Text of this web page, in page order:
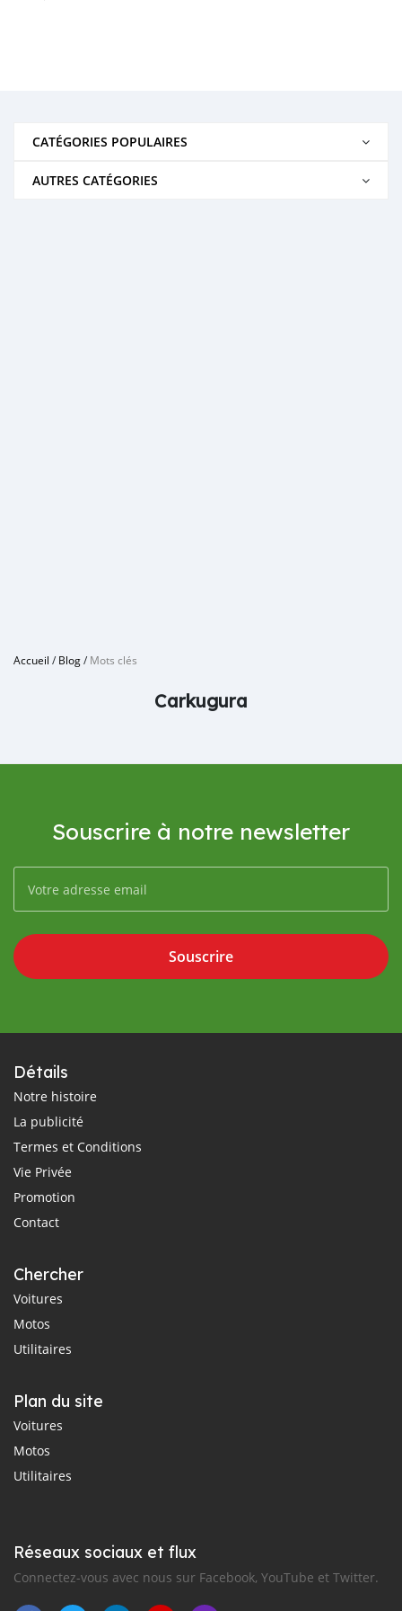
CATÉGORIES POPULAIRES
AUTRES CATÉGORIES
Accueil /Blog/Mots clés
Carkugura
Souscrire à notre newsletter
Souscrire
Détails
Notre histoire
La publicité
Termes et Conditions
Vie Privée
Promotion
Contact
Chercher
Voitures
Motos
Utilitaires
Plan du site
Voitures
Motos
Utilitaires
Réseaux sociaux et flux
Connectez-vous avec nous sur Facebook, YouTube et Twitter.